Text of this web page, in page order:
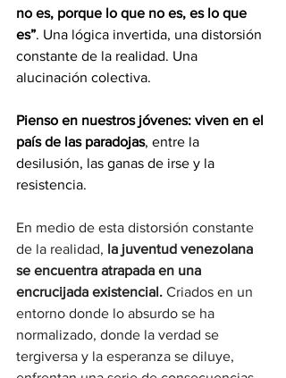
no es, porque lo que no es, es lo que
es”. Una lógica invertida, una distorsión
constante de la realidad. Una
alucinación colectiva.
Pienso en nuestros jóvenes: viven en el
país de las paradojas, entre la
desilusión, las ganas de irse y la
resistencia.
En medio de esta distorsión constante
de la realidad, la juventud venezolana
se encuentra atrapada en una
encrucijada existencial. Criados en un
entorno donde lo absurdo se ha
normalizado, donde la verdad se
tergiversa y la esperanza se diluye,